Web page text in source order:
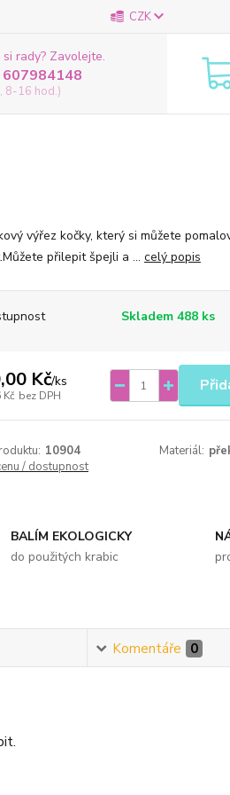
CZK
rady? Zavolejte.
8-16 hod.)
výřez kočky, který si můžete
přilepit špejli a ... celý popis
Skladem 488 ks
Kč/ks
Kč bez DPH
10904 Materiál:
/ dostupnost
BALÍM EKOLOGICKY
do použitých krabic
Komentáře 0